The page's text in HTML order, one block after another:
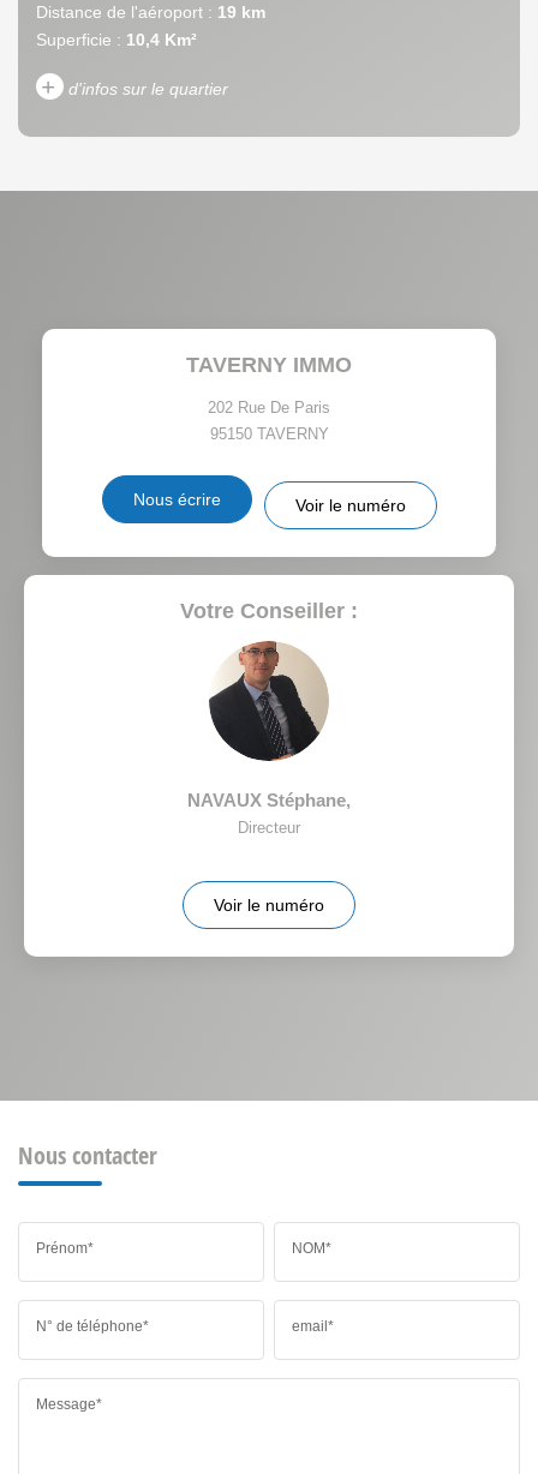
Distance de l'aéroport : 19 km
Superficie : 10,4 Km²
+ d'infos sur le quartier
PART DES MÉNAGES SANS
VOITURE
RÉSULTATS DES LYCÉES ECOLES ET CRÈCHES
TAVERNY IMMO
202 Rue De Paris
95150 TAVERNY
Nous écrire Voir le numéro
Votre Conseiller :
NAVAUX Stéphane,
Directeur
Voir le numéro
Nous contacter
Prénom* NOM*
N° de téléphone* email*
Message*